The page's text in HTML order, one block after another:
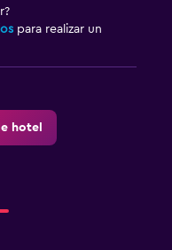
para realizar un
hotel